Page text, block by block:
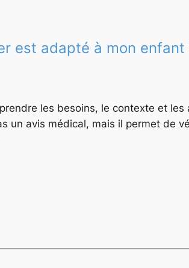
est adapté à mon enfant
les besoins, le contexte et les
un avis médical, mais il permet de